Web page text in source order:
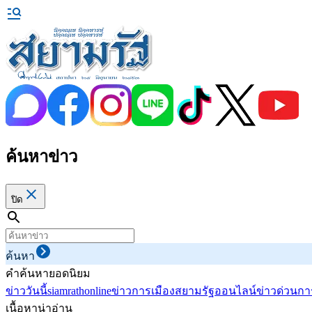
ค้นหาข่าว
ปิด
ค้นหา
คำค้นหายอดนิยม
ข่าววันนี้siamrathonlineข่าวการเมืองสยามรัฐออนไลน์ข่าวด่วนก
เนื้อหาน่าอ่าน